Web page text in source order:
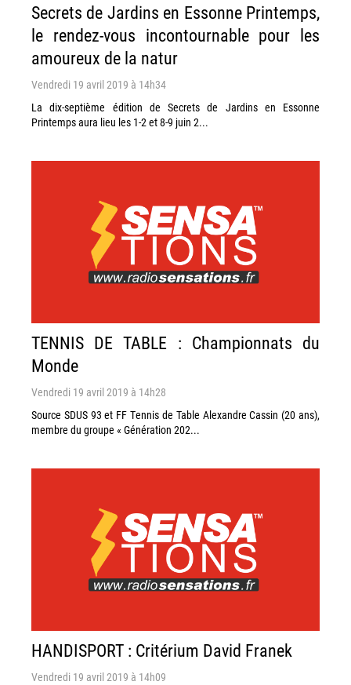
Secrets de Jardins en Essonne Printemps,
le rendez-vous incontournable pour les
amoureux de la natur
Vendredi 19 avril 2019 à 14h34
La dix-septième édition de Secrets de Jardins en Essonne
Printemps aura lieu les 1-2 et 8-9 juin 2...
TENNIS DE TABLE : Championnats du
Monde
Vendredi 19 avril 2019 à 14h28
Source SDUS 93 et FF Tennis de Table Alexandre Cassin (20 ans),
membre du groupe « Génération 202...
HANDISPORT : Critérium David Franek
Vendredi 19 avril 2019 à 14h09